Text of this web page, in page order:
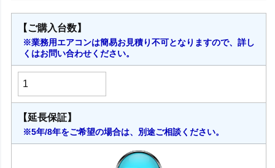
【ご購入台数】
※業務用エアコンは簡易お見積り不可となりますので、詳し
くはお問い合わせください。
【延長保証】
※5年/8年をご希望の場合は、別途ご相談ください。